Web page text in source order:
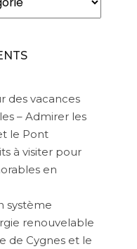
des vacances
– Admirer les
le Pont
à visiter pour
en
système
renouvelable
de Cygnes et le